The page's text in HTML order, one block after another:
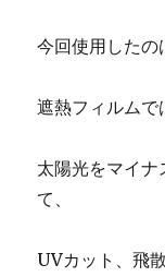
今回使用したの
遮熱フィルムで
太陽光をマイナ
て、
UVカット、飛